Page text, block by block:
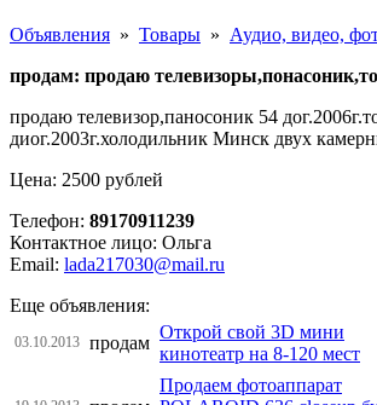
Объявления » Товары » Аудио, видео,
продам: продаю
продаю телевизор,паносоник 54
диог.2003г.холодильник Минск двух
Цена: 2500 рублей
Телефон: 89170911239
Контактное лицо: Ольга
Email: lada217030@mail.ru
Еще объявления:
03.10.2013 продам
Открой свой 3D мини
кинотеатр на 8-120 мест
Продаем фотоаппарат